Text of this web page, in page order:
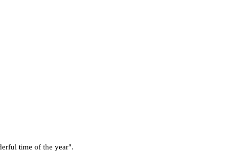
time of the year".